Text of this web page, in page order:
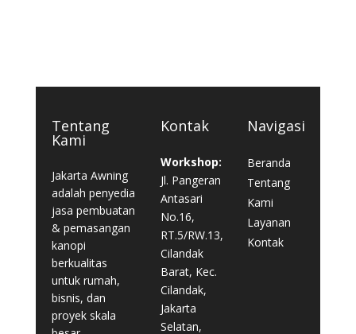
Tentang
Kami
Jakarta Awning
adalah penyedia
jasa pembuatan
& pemasangan
kanopi
berkualitas
untuk rumah,
bisnis, dan
proyek skala
Kontak
Workshop:
Jl. Pangeran
Antasari
No.16,
RT.5/RW.13,
Cilandak
Barat, Kec.
Cilandak,
Jakarta
Selatan,
Navigasi
Beranda
Tentang
Kami
Layanan
Kontak